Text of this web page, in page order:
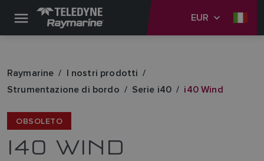
EUR
Raymarine
I nostri prodotti
Strumentazione di bordo
Serie i40 i40 Wind
OBSOLETO
I40 WIND